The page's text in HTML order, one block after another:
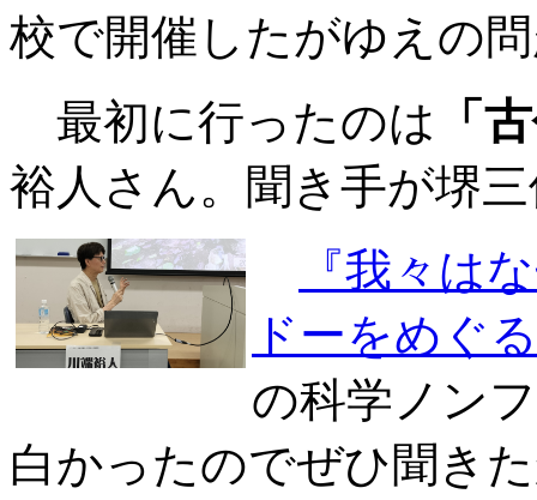
校で開催したがゆえの
最初に行ったのは
「
裕人さん。聞き手が堺
『我々は
ドーをめぐ
の科学ノン
白かったのでぜひ聞き